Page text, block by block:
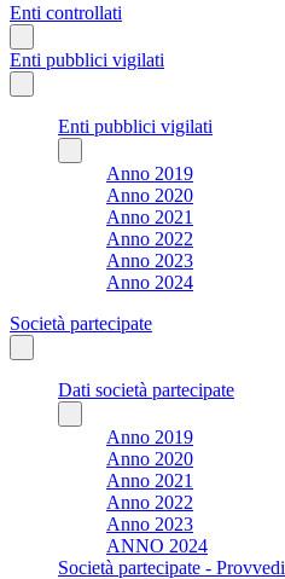
Enti controllati
Enti pubblici vigilati
Enti pubblici vigilati
Anno 2019
Anno 2020
Anno 2021
Anno 2022
Anno 2023
Anno 2024
Società partecipate
Dati società partecipate
Anno 2019
Anno 2020
Anno 2021
Anno 2022
Anno 2023
ANNO 2024
Società partecipate -